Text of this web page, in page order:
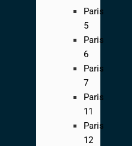
Paris
5
Paris
6
Paris
7
Paris
11
Paris
12